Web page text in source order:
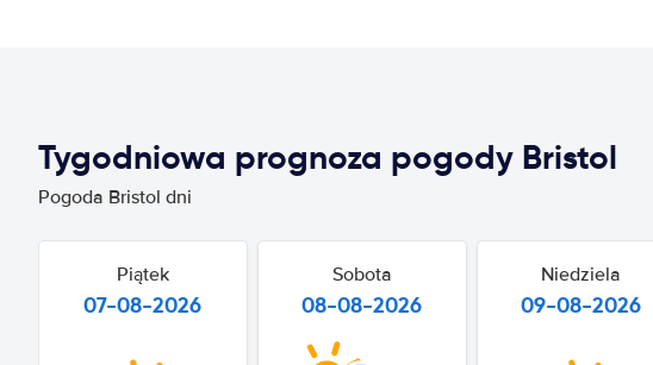
Tygodniowa prognoza pogody Bristol
Pogoda Bristol dni
Piątek
07-08-2026
Sobota
08-08-2026
Niedziela
09-08-2026